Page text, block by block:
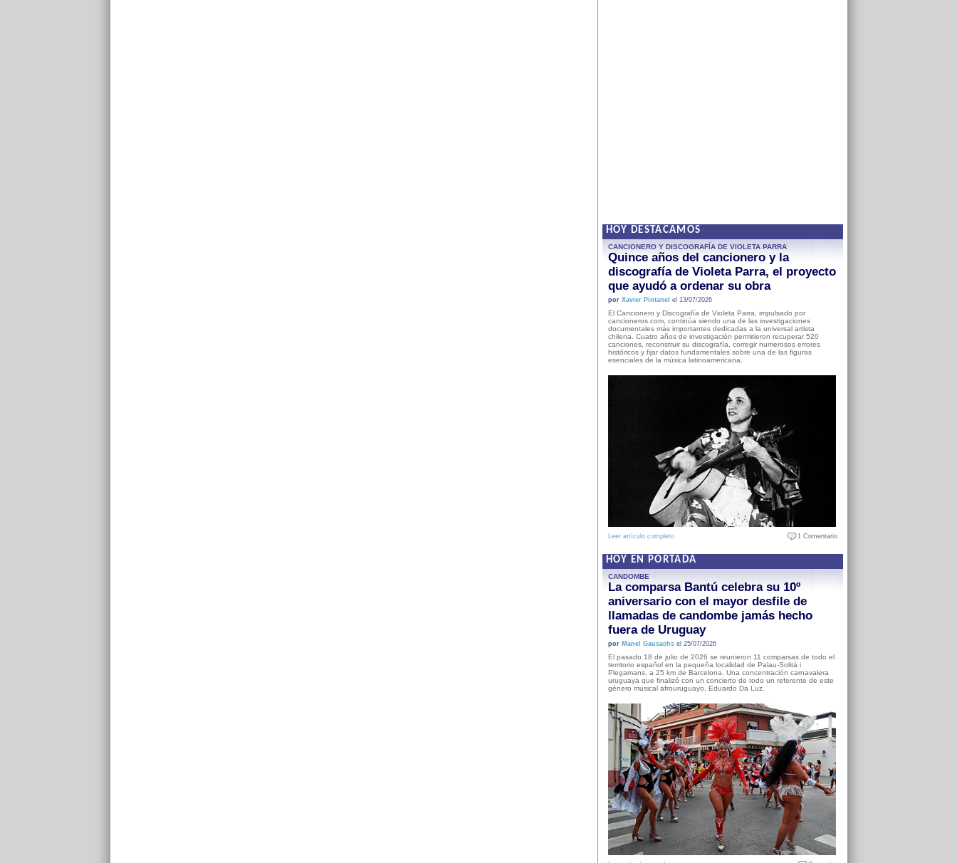
HOY DESTACAMOS
CANCIONERO Y DISCOGRAFÍA DE VIOLETA PARRA
Quince años del cancionero y la
discografía de Violeta Parra, el proyecto
que ayudó a ordenar su obra
por Xavier Pintanel el 13/07/2026
El Cancionero y Discografía de Violeta Parra, impulsado por
cancioneros.com, continúa siendo una de las investigaciones
documentales más importantes dedicadas a la universal artista
chilena. Cuatro años de investigación permitieron recuperar 520
canciones, reconstruir su discografía, corregir numerosos errores
históricos y fijar datos fundamentales sobre una de las figuras
esenciales de la música latinoamericana.
Leer artículo completo 1 Comentario
HOY EN PORTADA
CANDOMBE
La comparsa Bantú celebra su 10º
aniversario con el mayor desfile de
llamadas de candombe jamás hecho
fuera de Uruguay
por Manel Gausachsel 25/07/2026
El pasado 18 de julio de 2026 se reunieron 11 comparsas de todo el
territorio español en la pequeña localidad de Palau-Solità i
Plegamans, a 25 km de Barcelona. Una concentración carnavalera
uruguaya que finalizó con un concierto de todo un referente de este
género musical afrouruguayo, Eduardo Da Luz.